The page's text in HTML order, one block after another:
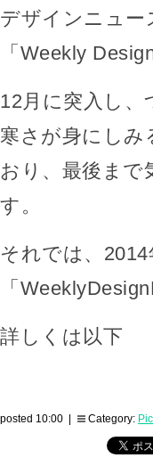
デザインニュー
「Weekly
12月に突入し
寒さが身にしみ
おり、最後まで
す。
それでは、
「
詳しくは以下
posted 10:00 | Category: